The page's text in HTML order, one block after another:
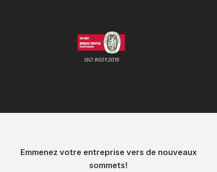
ISO 9001:2015
Emmenez votre entreprise vers de nouveaux
sommets!